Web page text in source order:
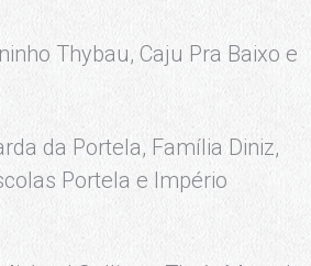
Thybau, Caju Pra Baixo e
da Portela, Família Diniz,
Portela e Império